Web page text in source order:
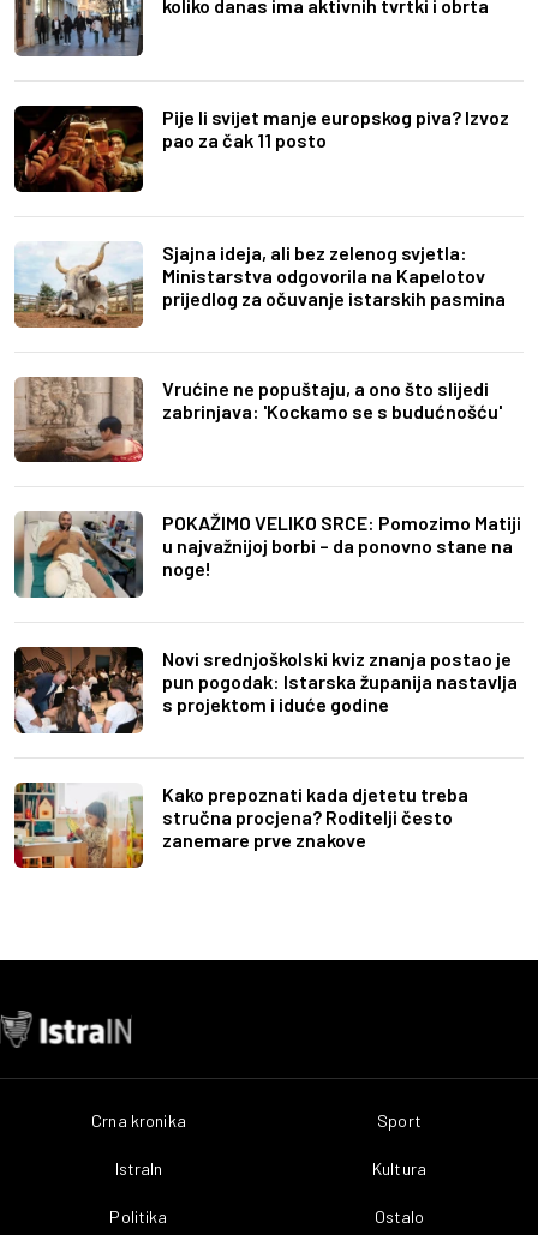
koliko danas ima aktivnih tvrtki i obrta
Pije li svijet manje europskog piva? Izvoz
pao za čak 11 posto
Sjajna ideja, ali bez zelenog svjetla:
Ministarstva odgovorila na Kapelotov
prijedlog za očuvanje istarskih pasmina
Vrućine ne popuštaju, a ono što slijedi
zabrinjava: 'Kockamo se s budućnošću'
POKAŽIMO VELIKO SRCE: Pomozimo Matiji
u najvažnijoj borbi – da ponovno stane na
noge!
Novi srednjoškolski kviz znanja postao je
pun pogodak: Istarska županija nastavlja
s projektom i iduće godine
Kako prepoznati kada djetetu treba
stručna procjena? Roditelji često
zanemare prve znakove
Crna kronika
IstraIn
Politika
Sport
Kultura
Ostalo